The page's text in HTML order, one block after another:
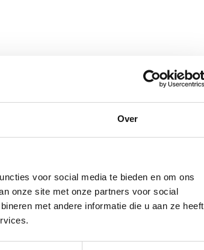
Over
voor social media te bieden en om ons
onze site met onze partners voor social
met andere informatie die u aan ze heeft